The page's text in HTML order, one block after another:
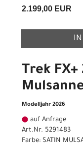
2.199,00 EUR
IN
Trek FX+
Modelljahr 2026
auf Anfrage
Art.Nr. 5291483
Farbe: SATIN